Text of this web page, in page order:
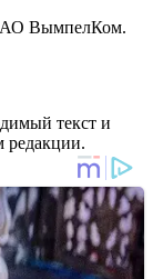
ВымпелКом.
текст и
редакции.